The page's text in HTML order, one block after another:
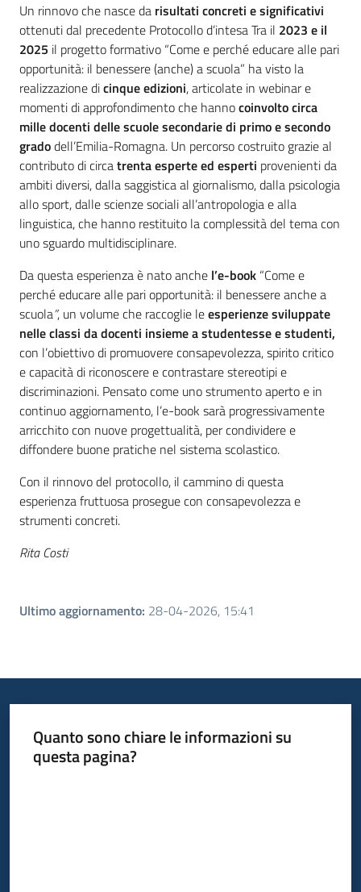
Un rinnovo che nasce da risultati concreti e significativi
ottenuti dal precedente Protocollo d’intesa Tra il 2023 e il
2025 il progetto formativo “Come e perché educare alle pari
opportunità: il benessere (anche) a scuola” ha visto la
realizzazione dicinque edizioni, articolate in webinar e
momenti di approfondimento che hannocoinvolto circa
mille docenti delle scuole secondarie di primo e secondo
gradodell’Emilia-Romagna. Un percorso costruito grazie al
contributo di circatrenta esperte ed esperti provenienti da
ambiti diversi, dalla saggistica al giornalismo, dalla psicologia
allo sport, dalle scienze sociali all’antropologia e alla
linguistica, che hanno restituito la complessità del tema con
uno sguardo multidisciplinare.
Da questa esperienza è nato anche l’e-book “Come e
perché educare alle pari opportunità: il benessere anche a
scuola”, un volume che raccoglie leesperienze sviluppate
nelle classi da docenti insieme a studentesse e studenti,
con l’obiettivo di promuovere consapevolezza, spirito critico
e capacità di riconoscere e contrastare stereotipi e
discriminazioni. Pensato come uno strumento aperto e in
continuo aggiornamento, l’e-book sarà progressivamente
arricchito con nuove progettualità, per condividere e
diffondere buone pratiche nel sistema scolastico.
Con il rinnovo del protocollo, il cammino di questa
esperienza fruttuosa prosegue con consapevolezza e
strumenti concreti.
Rita Costi
Ultimo aggiornamento: 28-04-2026, 15:41
Quanto sono chiare le informazioni su
questa pagina?